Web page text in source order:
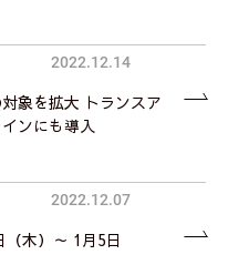
象を拡大 トランスア
ンにも導入
2022.12.14
木）～ 1月5日
2022.12.07